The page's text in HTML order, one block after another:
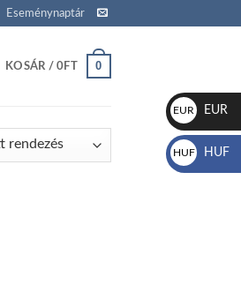
Eseménynaptár
KOSÁR /0FT 0
EUR
€
EUR
HUF
Ft
HUF